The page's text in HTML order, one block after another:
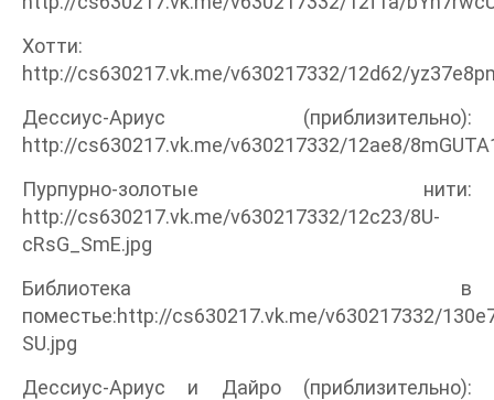
Хотти:
http://cs630217.vk.me/v630217332/12d62/
Дессиус-Ариус (приблизительно):
http://cs630217.vk.me/v630217332/12ae8/
Пурпурно-золотые нити:
http://cs630217.vk.me/v630217332/12c23/8U-
cRsG_SmE.jpg
Библиотека в
поместье:http://cs630217.vk.me/v630217332/
SU.jpg
Дессиус-Ариус и Дайро (приблизительно):